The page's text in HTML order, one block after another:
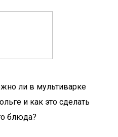
ли в мультиварке
и как это сделать
блюда?